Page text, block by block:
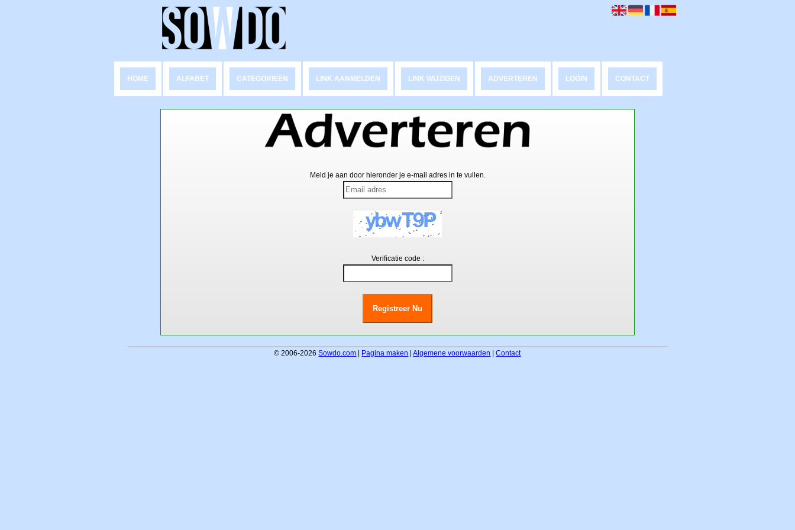
HOME ALFABET CATEGORIEËN LINK AANMELDEN LINK WIJZIGEN ADVERTEREN LOGIN CONTACT
Meld je aan door hieronder je e-mail adres in te vullen.
Verificatie code :
© 2006-2026Sowdo.com | Pagina maken |Algemene voorwaarden |Contact